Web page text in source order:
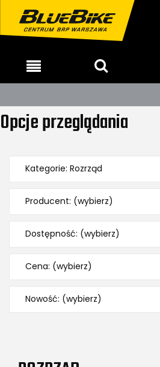
Opcje przeglądania
Kategorie: Rozrząd
Producent: (wybierz)
Dostępność: (wybierz)
Cena: (wybierz)
Nowość: (wybierz)